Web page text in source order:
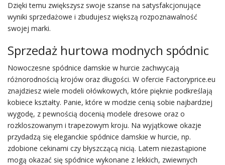
Dziękitemu zwiększysz swoje szanse na satysfakcjonujące
wyniki sprzedażowe i zbudujesz większą rozpoznawalność
swojej marki.
Sprzedaż hurtowa modnych spódnic
Nowoczesne spódnice damskie w hurcie zachwycają
różnorodnością krojów oraz długości. W ofercie Factoryprice.eu
znajdziesz wiele modeli ołówkowych, które pięknie podkreślają
kobiece kształty. Panie, które w modzie cenią sobie najbardziej
wygodę, z pewnością docenią modele dresowe oraz o
rozkloszowanym i trapezowym kroju. Na wyjątkowe okazje
przydadzą się eleganckie spódnice damskie w hurcie, np.
zdobione cekinami czy błyszczącą nicią. Latem niezastąpione
mogą okazać się spódnice wykonane z lekkich, zwiewnych